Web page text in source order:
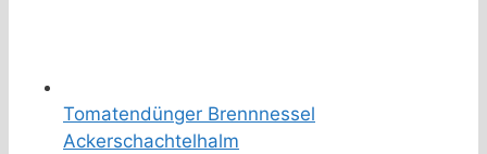
Tomatendünger Brennnessel
Ackerschachtelhalm